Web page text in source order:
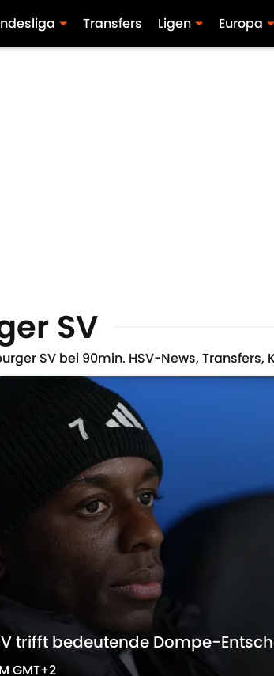
Transfers Ligen Europa
SV
SV bei 90min. HSV-News,
trifft bedeutende Dompe-
GMT+2